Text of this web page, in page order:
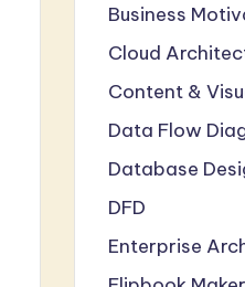
Business
Cloud
Content &
Data Flow
Database
DFD
Enterprise